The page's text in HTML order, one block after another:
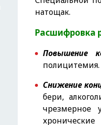
натощак.
Расшифровка
Повышение
полицитемия.
Снижение
бери,
чрезмерное